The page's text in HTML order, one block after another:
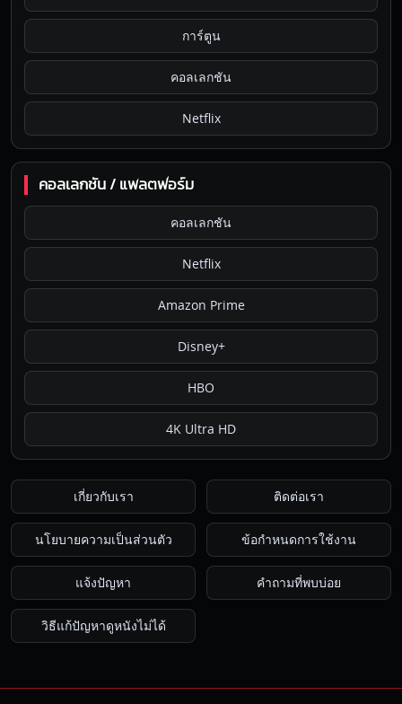
การ์ตูน
คอลเลกชัน
Netflix
คอลเลกชัน / แพลตฟอร์ม
คอลเลกชัน
Netflix
Amazon Prime
Disney+
HBO
4K Ultra HD
เกี่ยวกับเรา ติดต่อเรา
นโยบายความเป็นส่วนตัว ข้อกำหนดการใช้งาน
แจ้งปัญหา คำถามที่พบบ่อย
วิธีแก้ปัญหาดูหนังไม่ได้